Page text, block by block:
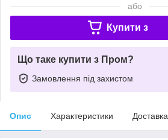
або
Купити з
Що таке купити з Пром?
Замовлення під захистом
Опис Характеристики Доставка